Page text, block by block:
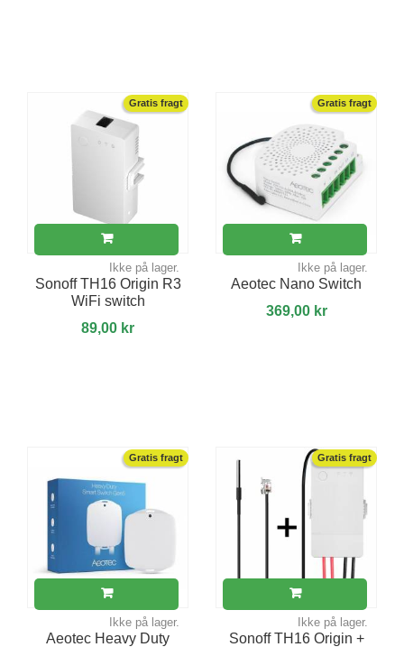
Gratis fragt
Ikke på lager.
Sonoff TH16 Origin R3
WiFi switch
89,00 kr
Gratis fragt
Ikke på lager.
Aeotec Nano Switch
369,00 kr
Gratis fragt
Ikke på lager.
Aeotec Heavy Duty
Gratis fragt
Ikke på lager.
Sonoff TH16 Origin +